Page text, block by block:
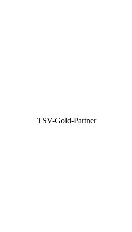
TSV-Gold-Partner